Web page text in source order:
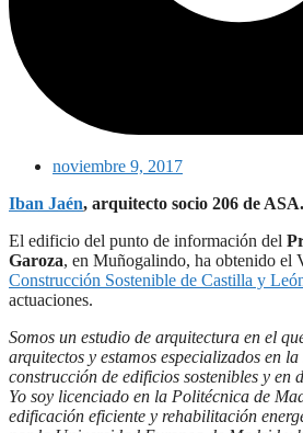
noviembre 9, 2017
Iban Jaén, arquitecto socio 206 de ASA.
El edificio del punto de información del
Garoza, en Muñogalindo, ha obtenido el
Construcción Sostenible de Castilla y
actuaciones.
Somos un estudio de arquitectura en el
arquitectos y estamos especializados en
construcción de edificios sostenibles y en
Yo soy licenciado en la Politécnica de
edificación eficiente y rehabilitación